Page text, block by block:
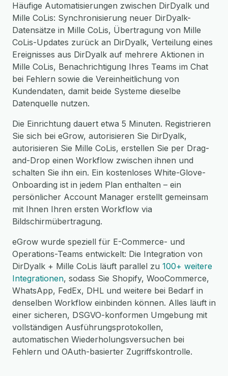
Häufige Automatisierungen zwischen DirDyalk und
Mille CoLis: Synchronisierung neuer DirDyalk-
Datensätze in Mille CoLis, Übertragung von Mille
CoLis-Updates zurück an DirDyalk, Verteilung eines
Ereignisses aus DirDyalk auf mehrere Aktionen in
Mille CoLis, Benachrichtigung Ihres Teams im Chat
bei Fehlern sowie die Vereinheitlichung von
Kundendaten, damit beide Systeme dieselbe
Datenquelle nutzen.
Die Einrichtung dauert etwa 5 Minuten. Registrieren
Sie sich bei eGrow, autorisieren Sie DirDyalk,
autorisieren Sie Mille CoLis, erstellen Sie per Drag-
and-Drop einen Workflow zwischen ihnen und
schalten Sie ihn ein. Ein kostenloses White-Glove-
Onboarding ist in jedem Plan enthalten – ein
persönlicher Account Manager erstellt gemeinsam
mit Ihnen Ihren ersten Workflow via
Bildschirmübertragung.
eGrow wurde speziell für E-Commerce- und
Operations-Teams entwickelt: Die Integration von
DirDyalk + Mille CoLis läuft parallel zu 100+ weitere
Integrationen, sodass Sie Shopify, WooCommerce,
WhatsApp, FedEx, DHL und weitere bei Bedarf in
denselben Workflow einbinden können. Alles läuft in
einer sicheren, DSGVO-konformen Umgebung mit
vollständigen Ausführungsprotokollen,
automatischen Wiederholungsversuchen bei
Fehlern und OAuth-basierter Zugriffskontrolle.